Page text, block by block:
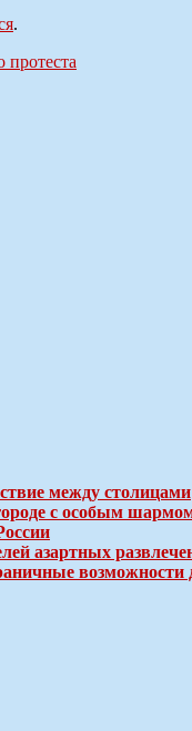
.
протеста
между столицами
с особым
азартных